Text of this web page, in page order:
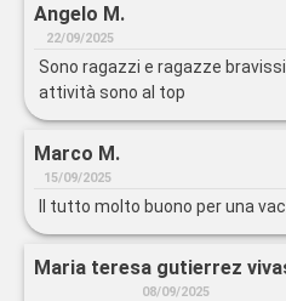
Angelo M.
22/09/2025
Sono ragazzi e ragazze
attività sono al top
Marco M.
15/09/2025
Il tutto molto buono per una
Maria teresa gutierrez
08/09/2025